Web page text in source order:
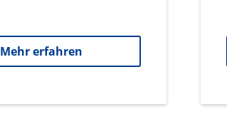
Mehr erfahren